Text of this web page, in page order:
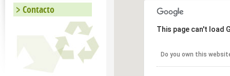
This page can't load
Do you own this
Contacto